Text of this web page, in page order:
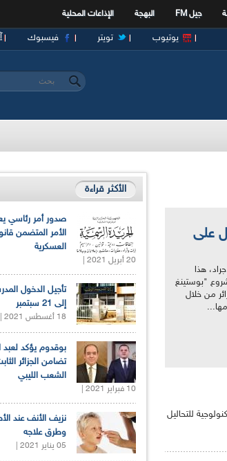
جيل FM البهجة الإذاعات المحلية
فيسبوك تويتر يوتيوب
استمارة
‏بحث ‏
على
هذا
"بوستينغ
من خلال
للتحاليل
الأكثر قراءة
صدور أمر رئاسي
الأمر المتضمن
العسكرية
20 أبريل 2021 |
تأجيل الدخول
إلى 21 سبتمبر
18 أغسطس 2021 |
بوقدوم يؤكد لعبد
تضامن الجزائر
الشعب الليبي
10 فبراير 2021 |
نزيف الأنف عند
وطرق علاجه
05 يناير 2021 |